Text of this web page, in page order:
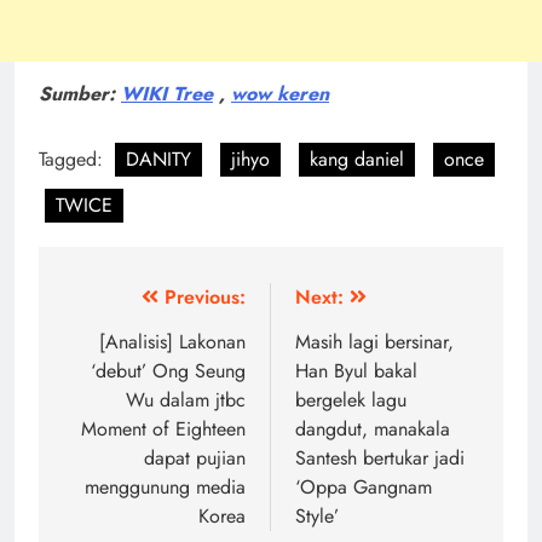
Sumber: WIKI Tree, wow keren
Tagged: DANITY jihyo kang daniel
once
TWICE
navigation
Previous:
[Analisis] Lakonan
‘debut’ Ong Seung
Wu dalam jtbc
Moment of Eighteen
dapat pujian
menggunung media
Korea
Next:
Masih lagi bersinar,
Han Byul bakal
bergelek lagu
dangdut, manakala
Santesh bertukar jadi
‘Oppa Gangnam
Style’